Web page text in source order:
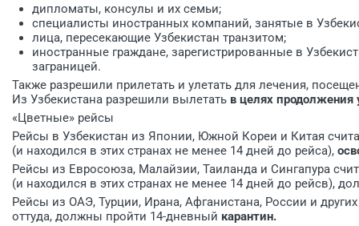
дипломаты, консулы и их семьи;
специалисты иностранных компаний, занятые в
лица, пересекающие Узбекистан транзитом;
иностранные граждане, зарегистрированные в
заграницей.
Также разрешили прилетать и улетать для лечения,
Из Узбекистана разрешили вылетать в целях
«Цветные» рейсы
Рейсы в Узбекистан из Японии, Южной Кореи и Китая
(и находился в этих странах не менее 14 дней до рейса),
Рейсы из Евросоюза, Малайзии, Таиланда и Сингапура
(и находился в этих странах не менее 14 дней до рейсв),
Рейсы из ОАЭ, Турции, Ирана, Афганистана, России и
оттуда, должны пройти 14-дневный карантин.